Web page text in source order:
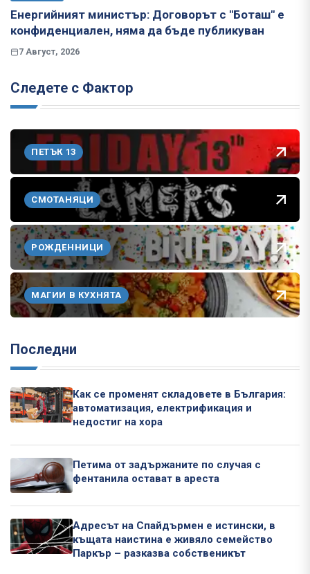
Енергийният министър: Договорът с "Боташ" е
конфиденциален, няма да бъде публикуван
7 Август, 2026
Следете с Фактор
ПЕТЪК 13
СМОТАНЯЦИ
РОЖДЕННИЦИ
МАГИИ В КУХНЯТА
Последни
Как се променят складовете в България:
автоматизация, електрификация и
недостиг на хора
Петима от задържаните по случая с
фентанила остават в ареста
Адресът на Спайдърмен е истински, в
къщата наистина е живяло семейство
Паркър – разказва собственикът